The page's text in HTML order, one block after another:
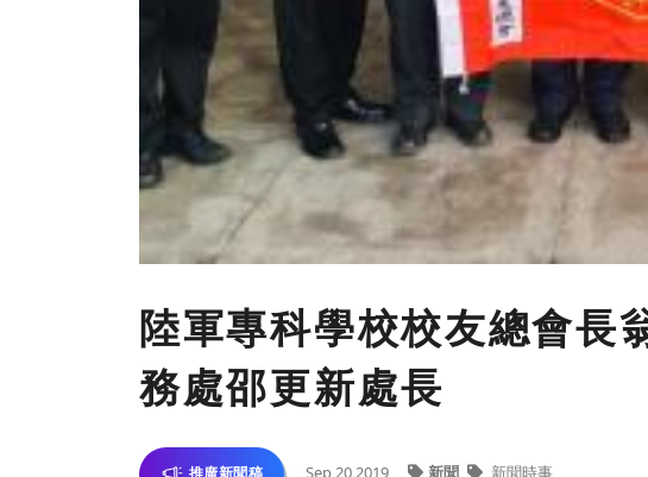
陸軍專科學校校友總會長
務處邵更新處長
推廣新聞稿 Sep 20,2019 新聞 新聞時事